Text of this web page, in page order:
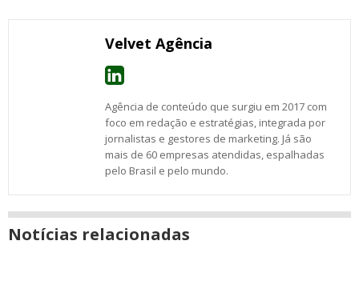
Velvet Agência
Agência de conteúdo que surgiu em 2017 com
foco em redação e estratégias, integrada por
jornalistas e gestores de marketing. Já são
mais de 60 empresas atendidas, espalhadas
pelo Brasil e pelo mundo.
Notícias relacionadas